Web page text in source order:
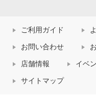
ご利用ガイド
お問い合わせ
店舗情報 イベ
サイトマップ